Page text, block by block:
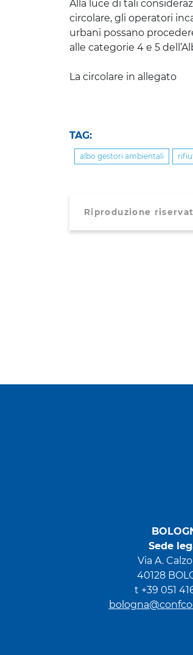
Alla luce di tali
circolare, gli operatori
urbani possano
alle categorie 4 e 5
La circolare in allegato
TAG:
albo gestori ambientali
Riproduzione
Sede
Via A.
40128
t +39 051